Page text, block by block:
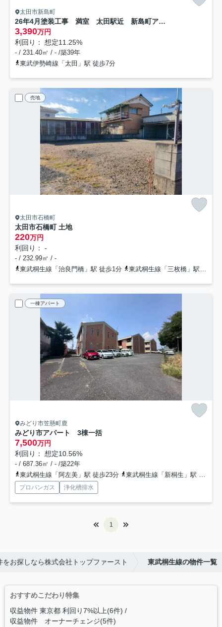
太田市新島町
26年4月塗装工事 満室 太田駅近 新島町アパート
3,390万円
利回り： 想定11.25%
- / 231.40㎡ / - /築39年
東武伊勢崎線「太田」駅 徒歩7分
売地
太田市石橋町
太田市石橋町 土地
220万円
利回り： -
- / 232.99㎡ / -
東武桐生線「治良門橋」駅 徒歩1分
東武桐生線「三枚橋」駅 徒歩31分
一棟アパート
みどり市笠懸町鹿
みどり市アパート 3棟一括
7,500万円
利回り： 想定10.56%
- / 687.36㎡ / - /築22年
東武桐生線「阿左美」駅 徒歩23分
東武桐生線「新桐生」駅 徒歩42分
プロパンガス 浄化槽排水
1
をお探しなら株式会社トップファースト 東武桐生線の物件一覧
おすすめこだわり特集
収益物件 東京都 利回り7%以上(6件)
収益物件 オーナーチェンジ(5件)